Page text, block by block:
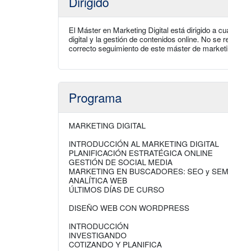
El Máster en Marketing Digital está dirigido a
digital y la gestión de contenidos online. No se
correcto seguimiento de este máster de
Programa
MARKETING DIGITAL
INTRODUCCIÓN AL MARKETING DIGITAL
PLANIFICACIÓN ESTRATÉGICA ONLINE
GESTIÓN DE SOCIAL MEDIA
MARKETING EN BUSCADORES: SEO y SEM
ANALÍTICA WEB
ÚLTIMOS DÍAS DE CURSO
DISEÑO WEB CON WORDPRESS
INTRODUCCIÓN
INVESTIGANDO
COTIZANDO Y PLANIFICA